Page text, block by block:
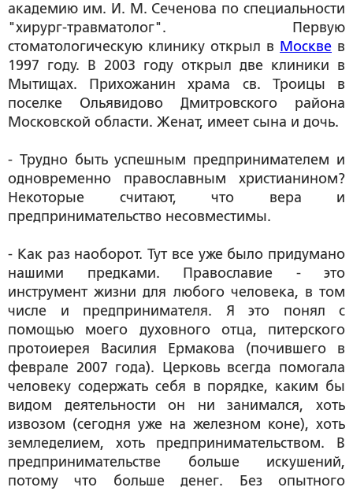
академию им. И. М. Сеченова по специальности
"хирург-травматолог". Первую
стоматологическую клинику открыл в Москве в
1997 году. В 2003 году открыл две клиники в
Мытищах. Прихожанин храма св. Троицы в
поселке Ольявидово Дмитровского района
Московской области. Женат, имеет сына и дочь.
- Трудно быть успешным предпринимателем и
одновременно православным христианином?
Некоторые считают, что вера и
предпринимательство несовместимы.
- Как раз наоборот. Тут все уже было придумано
нашими предками. Православие - это
инструмент жизни для любого человека, в том
числе и предпринимателя. Я это понял с
помощью моего духовного отца, питерского
протоиерея Василия Ермакова (почившего в
феврале 2007 года). Церковь всегда помогала
человеку содержать себя в порядке, каким бы
видом деятельности он ни занимался, хоть
извозом (сегодня уже на железном коне), хоть
земледелием, хоть предпринимательством. В
предпринимательстве больше искушений,
потому что больше денег. Без опытного